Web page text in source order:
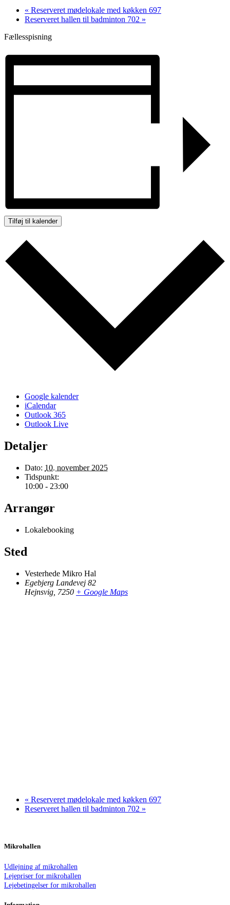
« Reserveret mødelokale med køkken 697
Reserveret hallen til badminton 702 »
Fællesspisning
Tilføj til kalender
Google kalender
iCalendar
Outlook 365
Outlook Live
Detaljer
Dato: 10. november 2025
Tidspunkt:
10:00 - 23:00
Arrangør
Lokalebooking
Sted
Vesterhede Mikro Hal
Egebjerg Landevej 82
Hejnsvig 7250 + Google Maps
« Reserveret mødelokale med køkken 697
Reserveret hallen til badminton 702 »
Mikrohallen
Udlejning af mikrohallen
Lejepriser for mikrohallen
Lejebetingelser for mikrohallen